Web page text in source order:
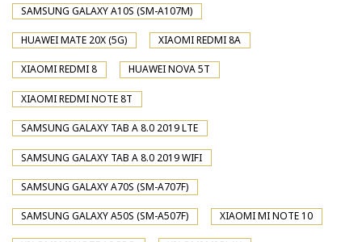
SAMSUNG GALAXY A10S (SM-A107M)
HUAWEI MATE 20X (5G) XIAOMI REDMI 8A
XIAOMI REDMI 8 HUAWEI NOVA 5T
XIAOMI REDMI NOTE 8T
SAMSUNG GALAXY TAB A 8.0 2019 LTE
SAMSUNG GALAXY TAB A 8.0 2019 WIFI
SAMSUNG GALAXY A70S (SM-A707F)
SAMSUNG GALAXY A50S (SM-A507F) XIAOMI MI NOTE 10